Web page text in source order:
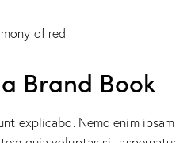
Brand Book
explicabo. Nemo enim ipsam